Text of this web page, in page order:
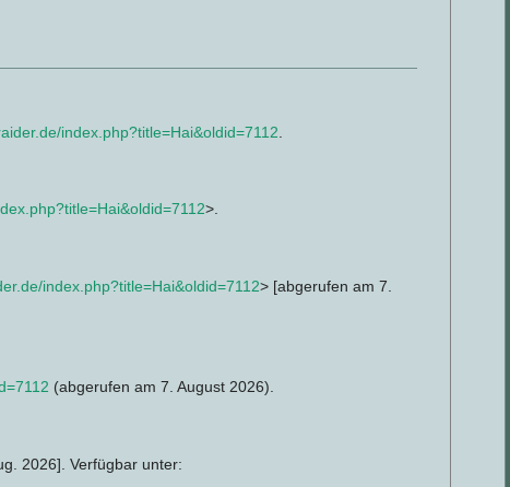
index.php?title=Hai&oldid=7112
>.
index.php?title=Hai&oldid=7112> [abgerufen am 7.
(abgerufen am 7. August 2026).
2026]. Verfügbar unter: